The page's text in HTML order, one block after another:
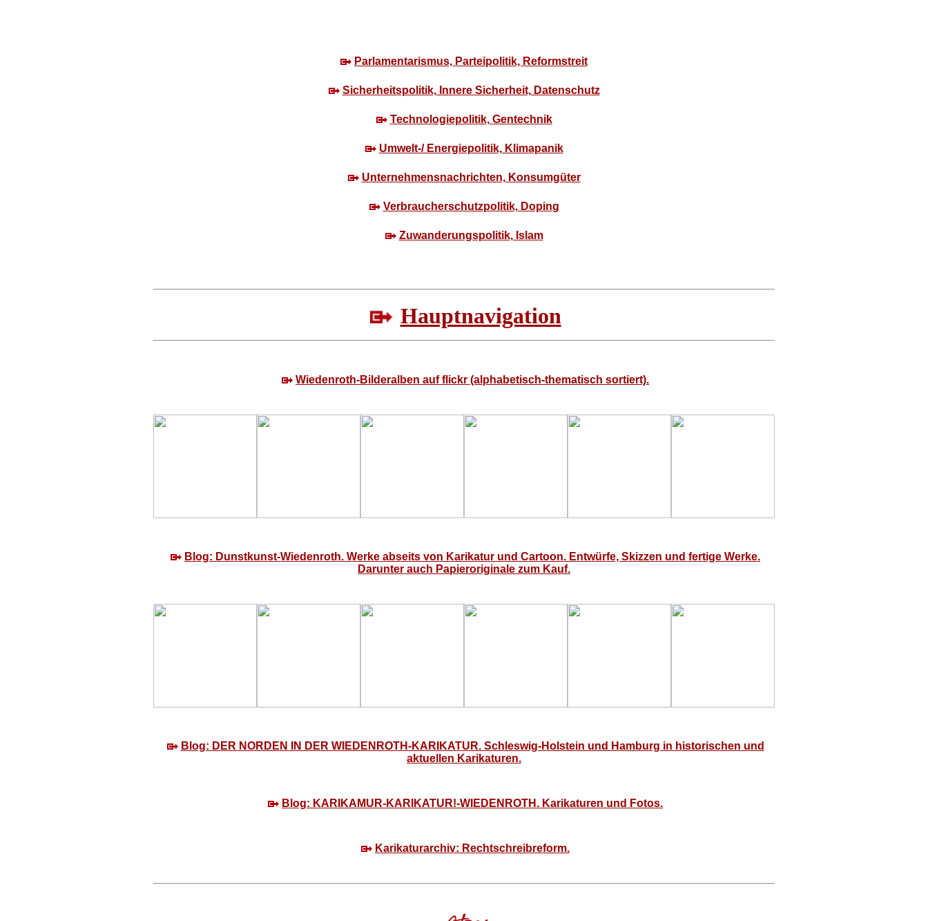
Parlamentarismus, Parteipolitik, Reformstreit
Sicherheitspolitik, Innere Sicherheit, Datenschutz
Technologiepolitik, Gentechnik
Umwelt-/ Energiepolitik, Klimapanik
Unternehmensnachrichten, Konsumgüter
Verbraucherschutzpolitik, Doping
Zuwanderungspolitik, Islam
Hauptnavigation
Wiedenroth-Bilderalben auf flickr (alphabetisch-thematisch sortiert).
Blog: Dunstkunst-Wiedenroth. Werke abseits von Karikatur und Cartoon. Entwürfe, Skizzen und fertige Werke.
Darunter auch Papieroriginale zum Kauf.
Blog: DER NORDEN IN DER WIEDENROTH-KARIKATUR. Schleswig-Holstein und Hamburg in historischen und
aktuellen Karikaturen.
Blog: KARIKAMUR-KARIKATUR!-WIEDENROTH. Karikaturen und Fotos.
Karikaturarchiv: Rechtschreibreform.